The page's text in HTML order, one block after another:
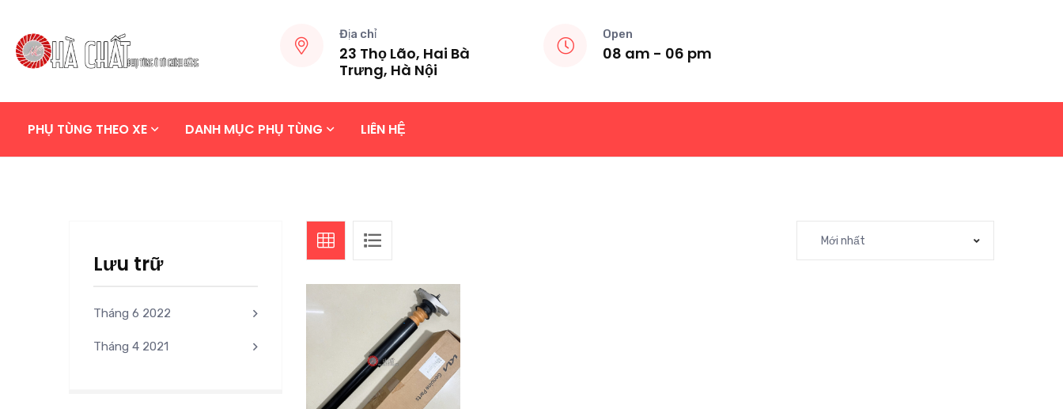
Địa chỉ
23 Thọ Lão, Hai Bà
Trưng, Hà Nội
Open
08 am - 06 pm
PHỤ TÙNG THEO XE DANH MỤC PHỤ TÙNG LIÊN HỆ
Lưu trữ
Tháng 6 2022
Tháng 4 2021
Mới nhất